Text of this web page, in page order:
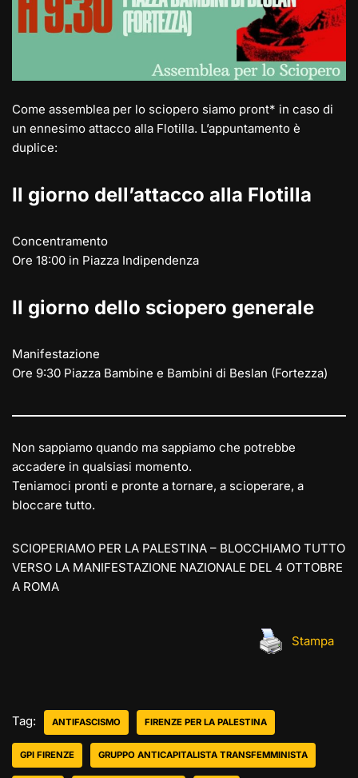
Come assemblea per lo sciopero siamo pront* in caso di
un ennesimo attacco alla Flotilla. L’appuntamento è
duplice:
Il giorno dell’attacco alla Flotilla
Concentramento
Ore 18:00 in Piazza Indipendenza
Il giorno dello sciopero generale
Manifestazione
Ore 9:30 Piazza Bambine e Bambini di Beslan (Fortezza)
Non sappiamo quando ma sappiamo che potrebbe
accadere in qualsiasi momento.
Teniamoci pronti e pronte a tornare, a scioperare, a
bloccare tutto.
SCIOPERIAMO PER LA PALESTINA – BLOCCHIAMO TUTTO
VERSO LA MANIFESTAZIONE NAZIONALE DEL 4 OTTOBRE
A ROMA
Stampa
Tag: ANTIFASCISMO FIRENZE PER LA PALESTINA
GPI FIRENZE GRUPPO ANTICAPITALISTA TRANSFEMMINISTA